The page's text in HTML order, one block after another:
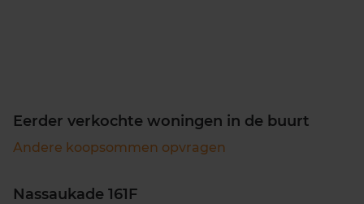
Eerder verkochte woningen in de buurt
Andere koopsommen opvragen
Nassaukade 161F